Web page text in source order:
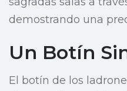
demostrando una
Un Botín
El botín de los